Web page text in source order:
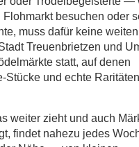
besuchen oder
muss dafür keine
Treuenbrietzen und
statt, auf denen
Stücke und echte
weiter zieht und auch
findet nahezu jedes